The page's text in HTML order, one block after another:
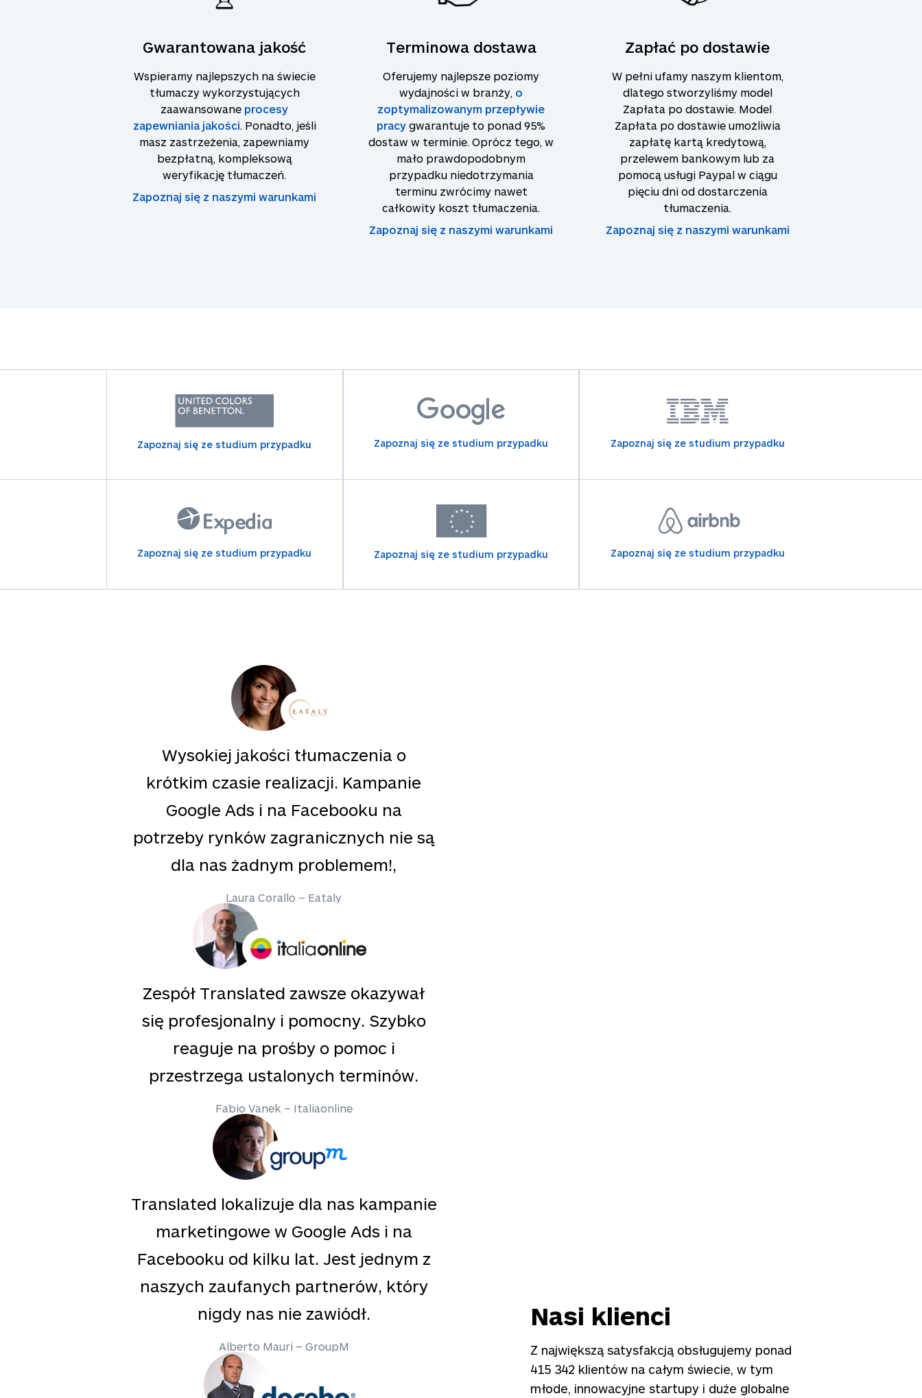
Gwarantowana jakość
Wspieramy najlepszych na świecie
tłumaczy wykorzystujących
zaawansowane procesy
zapewniania jakości. Ponadto, jeśli
masz zastrzeżenia, zapewniamy
bezpłatną, kompleksową
weryfikację tłumaczeń.
Zapoznaj się z naszymi warunkami
Terminowa dostawa
Oferujemy najlepsze poziomy
wydajności w branży, o
zoptymalizowanym przepływie
pracy gwarantuje to ponad 95%
dostaw w terminie. Oprócz tego, w
mało prawdopodobnym
przypadku niedotrzymania
terminu zwrócimy nawet
całkowity koszt tłumaczenia.
Zapoznaj się z naszymi warunkami
Zapłać po dostawie
W pełni ufamy naszym klientom,
dlatego stworzyliśmy model
Zapłata po dostawie. Model
Zapłata po dostawie umożliwia
zapłatę kartą kredytową,
przelewem bankowym lub za
pomocą usługi Paypal w ciągu
pięciu dni od dostarczenia
tłumaczenia.
Zapoznaj się z naszymi warunkami
Zapoznaj się ze studium przypadku Zapoznaj się ze studium przypadku Zapoznaj się ze studium przypadku
Zapoznaj się ze studium przypadku Zapoznaj się ze studium przypadku Zapoznaj się ze studium przypadku
Wysokiej jakości tłumaczenia o
krótkim czasie realizacji. Kampanie
Google Ads i na Facebooku na
potrzeby rynków zagranicznych nie są
dla nas żadnym problemem!,
Laura Corallo – Eataly
Zespół Translated zawsze okazywał
się profesjonalny i pomocny. Szybko
reaguje na prośby o pomoc i
przestrzega ustalonych terminów.
Fabio Vanek – Italiaonline
Translated lokalizuje dla nas kampanie
marketingowe w Google Ads i na
Facebooku od kilku lat. Jest jednym z
naszych zaufanych partnerów, który
nigdy nas nie zawiódł.
Alberto Mauri – GroupM
Nasi klienci
Z największą satysfakcją obsługujemy ponad
415 342 klientów na całym świecie, w tym
młode, innowacyjne startupy i duże globalne